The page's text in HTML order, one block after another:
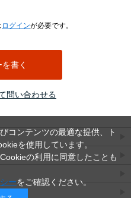
問い合わせる
ログインが必要です。
書く
コンテンツの最適な提供、ト
を使用しています。
の利用に同意したことも
ーをご確認ください。